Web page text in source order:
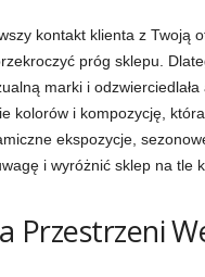
kontakt klienta z Twoją
próg sklepu.
marki i
kolorów i kompozycję,
ekspozycje,
i wyróżnić sklep na tle
Przestrzeni